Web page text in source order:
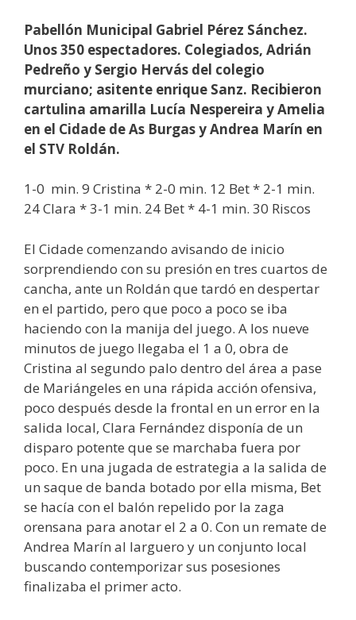
Pabellón Municipal Gabriel Pérez Sánchez.
Unos 350 espectadores. Colegiados, Adrián
Pedreño y Sergio Hervás del colegio
murciano; asitente enrique Sanz. Recibieron
cartulina amarilla Lucía Nespereira y Amelia
en el Cidade de As Burgas y Andrea Marín en
el STV Roldán.
1-0 min. 9 Cristina * 2-0 min. 12 Bet * 2-1 min.
24 Clara * 3-1 min. 24 Bet * 4-1 min. 30 Riscos
El Cidade comenzando avisando de inicio
sorprendiendo con su presión en tres cuartos de
cancha, ante un Roldán que tardó en despertar
en el partido, pero que poco a poco se iba
haciendo con la manija del juego. A los nueve
minutos de juego llegaba el 1 a 0, obra de
Cristina al segundo palo dentro del área a pase
de Mariángeles en una rápida acción ofensiva,
poco después desde la frontal en un error en la
salida local, Clara Fernández disponía de un
disparo potente que se marchaba fuera por
poco. En una jugada de estrategia a la salida de
un saque de banda botado por ella misma, Bet
se hacía con el balón repelido por la zaga
orensana para anotar el 2 a 0. Con un remate de
Andrea Marín al larguero y un conjunto local
buscando contemporizar sus posesiones
finalizaba el primer acto.